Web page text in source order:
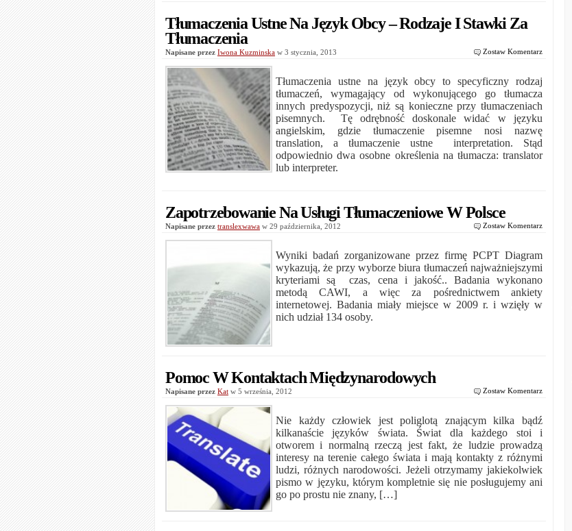
Tłumaczenia Ustne Na Język Obcy – Rodzaje I Stawki Za
Tłumaczenia
Napisane przez Iwona Kuzminska w 3 stycznia, 2013 Zostaw Komentarz
Tłumaczenia ustne na język obcy to specyficzny rodzaj
tłumaczeń, wymagający od wykonującego go tłumacza
innych predyspozycji, niż są konieczne przy tłumaczeniach
pisemnych. Tę odrębność doskonale widać w języku
angielskim, gdzie tłumaczenie pisemne nosi nazwę
translation, a tłumaczenie ustne interpretation. Stąd
odpowiednio dwa osobne określenia na tłumacza: translator
lub interpreter.
Zapotrzebowanie Na Usługi Tłumaczeniowe W Polsce
Napisane przez translexwawa w 29 października, 2012 Zostaw Komentarz
Wyniki badań zorganizowane przez firmę PCPT Diagram
wykazują, że przy wyborze biura tłumaczeń najważniejszymi
kryteriami są czas, cena i jakość.. Badania wykonano
metodą CAWI, a więc za pośrednictwem ankiety
internetowej. Badania miały miejsce w 2009 r. i wzięły w
nich udział 134 osoby.
Pomoc W Kontaktach Międzynarodowych
Napisane przez Kat w 5 września, 2012 Zostaw Komentarz
Nie każdy człowiek jest poliglotą znającym kilka bądź
kilkanaście języków świata. Świat dla każdego stoi i
otworem i normalną rzeczą jest fakt, że ludzie prowadzą
interesy na terenie całego świata i mają kontakty z różnymi
ludzi, różnych narodowości. Jeżeli otrzymamy jakiekolwiek
pismo w języku, którym kompletnie się nie posługujemy ani
go po prostu nie znany, […]